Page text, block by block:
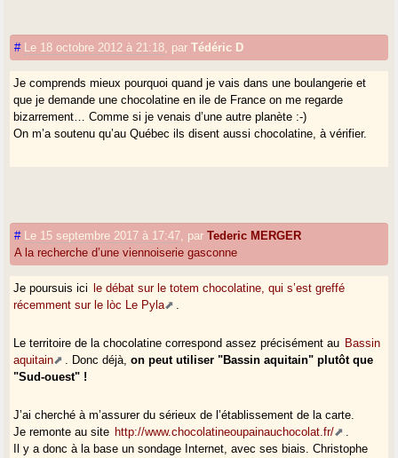
# Le 18 octobre 2012 à 21:18, parTédéric D
Je comprends mieux pourquoi quand je vais dans une boulangerie et
que je demande une chocolatine en ile de France on me regarde
bizarrement… Comme si je venais d’une autre planète :-)
On m’a soutenu qu’au Québec ils disent aussi chocolatine, à vérifier.
# Le 15 septembre 2017 à 17:47, parTederic MERGER
A la recherche d’une viennoiserie gasconne
Je poursuis ici
le débat sur le totem chocolatine, qui s’est greffé
récemment sur le lòc Le Pyla
.
Le territoire de la chocolatine correspond assez précisément au Bassin
aquitain
. Donc déjà, on peut utiliser "Bassin aquitain" plutôt que
"Sud-ouest" !
J’ai cherché à m’assurer du sérieux de l’établissement de la carte.
Je remonte au site http://www.chocolatineoupainauchocolat.fr/
.
Il y a donc à la base un sondage Internet, avec ses biais. Christophe